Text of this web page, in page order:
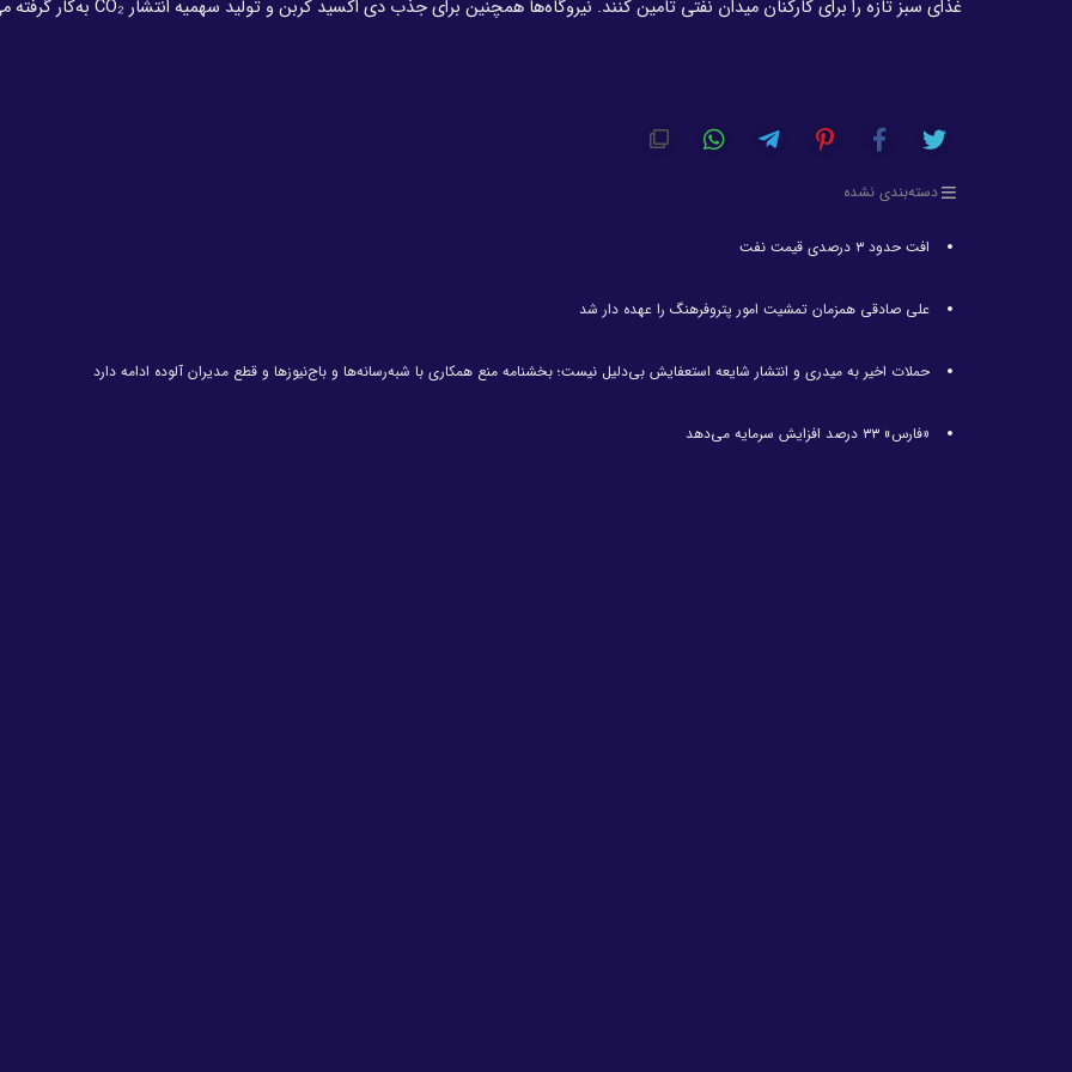
غذای سبز تازه را برای کارکنان میدان نفتی تامین کنند. نیروگاه‌ها همچنین برای جذب دی اکسید کربن و تولید سهمیه انتشار CO₂ به‌کار گرفته می‌شوند.
دسته‌بندی نشده
افت حدود ۳ درصدی قیمت نفت
علی صادقی همزمان تمشیت امور پتروفرهنگ را عهده دار شد
حملات اخیر به میدری و انتشار شایعه استعفایش بی‌دلیل نیست؛ بخشنامه منع همکاری با شبه‌رسانه‌ها و باج‌نیوزها و قطع مدیران آلوده ادامه دارد
«فارس» ۳۳ درصد افزایش سرمایه می‌دهد